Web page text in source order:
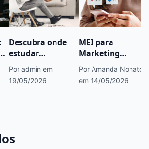
Descubra onde
estudar
Psicologia
Por admin em
19/05/2026
MEI para
Marketing
Digital:
Requisitos e
como fazer!
Por Amanda Nonato
em 14/05/2026